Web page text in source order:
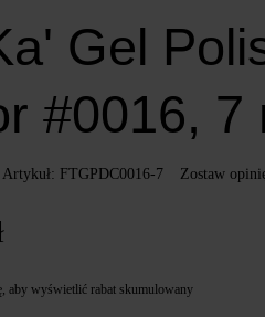
Gel
#0016, 7
Artykuł: FTGPDC0016-7 Zostaw
, aby wyświetlić rabat skumulowany